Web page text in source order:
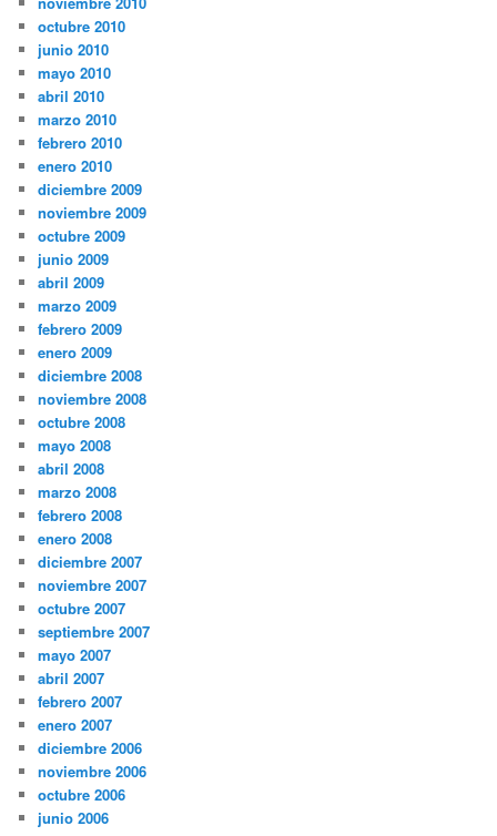
octubre 2010
junio 2010
mayo 2010
abril 2010
marzo 2010
febrero 2010
enero 2010
diciembre 2009
noviembre 2009
octubre 2009
junio 2009
abril 2009
marzo 2009
febrero 2009
enero 2009
diciembre 2008
noviembre 2008
octubre 2008
mayo 2008
abril 2008
marzo 2008
febrero 2008
enero 2008
diciembre 2007
noviembre 2007
octubre 2007
septiembre 2007
mayo 2007
abril 2007
febrero 2007
enero 2007
diciembre 2006
noviembre 2006
octubre 2006
junio 2006